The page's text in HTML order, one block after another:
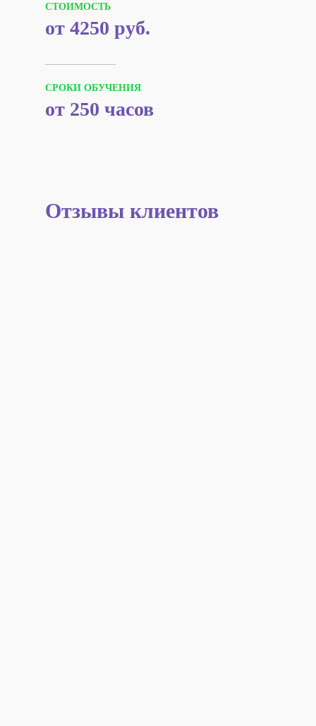
СРОКИ ОБУЧЕНИЯ
СТОИМОСТЬ
от 250 часов
от 4250 руб.
Отзывы клиентов